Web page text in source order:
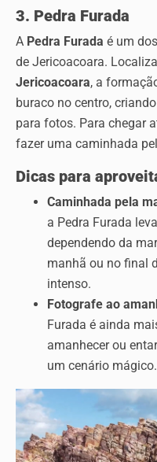
3. Pedra Furada
A Pedra Furada é um
de Jericoacoara.
Jericoacoara, a
buraco no centro,
para fotos. Para chegar
fazer uma caminhada
Dicas para
Caminhada pela
a Pedra Furada
dependendo da
manhã ou no final
intenso.
Fotografe ao
Furada é ainda
amanhecer ou
um cenário mágico.